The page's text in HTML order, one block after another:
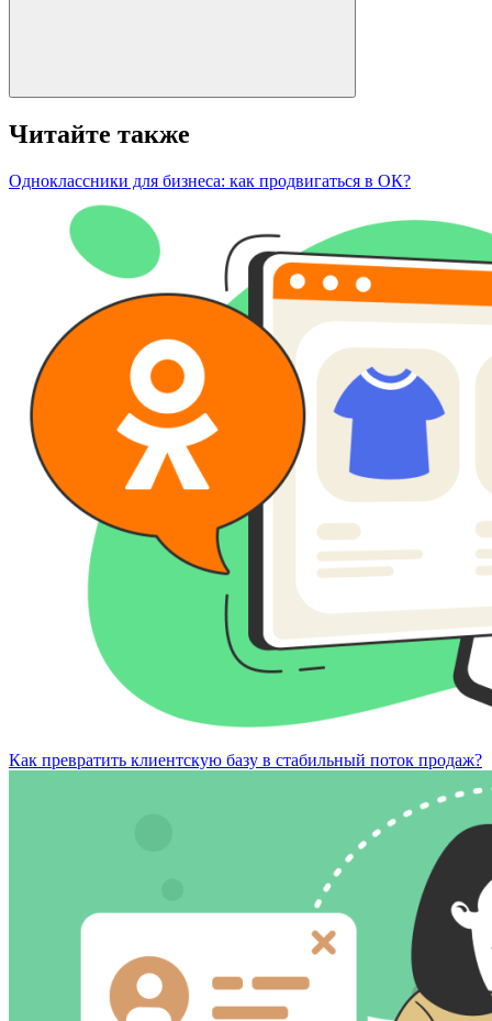
Читайте также
Одноклассники для бизнеса: как продвигаться в ОК?
Как превратить клиентскую базу в стабильный поток продаж?